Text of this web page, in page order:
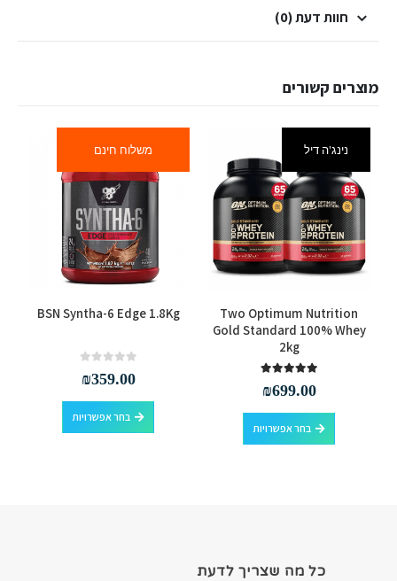
חוות דעת (0)
מוצרים קשורים
נינג'ה דיל
Two Optimum Nutrition
Gold Standard 100% Whey
2kg
₪699.00
בחר אפשרויות
למוצר זה יש מספר סוגים. ניתן לבחור את האפשרויות בעמוד המוצר
משלוח חינם
למוצר זה יש מספר סוגים. ניתן לבחור את האפשרויות בעמוד המוצר
BSN Syntha-6 Edge 1.8Kg
₪359.00
בחר אפשרויות
למוצר זה יש מספר סוגים. ניתן לבחור את האפשרויות בעמוד המוצר
כל מה שצריך לדעת